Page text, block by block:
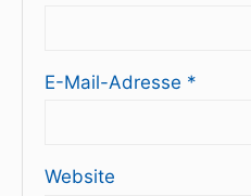
E-Mail-Adresse *
Website